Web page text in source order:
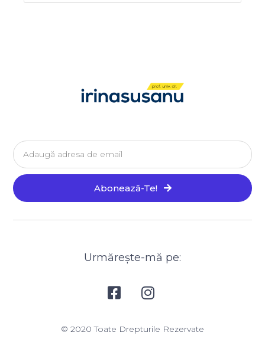
Email
Abonează-Te!
Urmărește-mă pe:
© 2020 Toate Drepturile Rezervate